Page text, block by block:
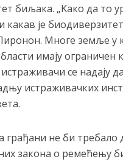
биљака. „Kако да то
какав је
Многе земље у
имају ограничен
се надају
истраживачких
грађани не би требало
закона о ремећењу